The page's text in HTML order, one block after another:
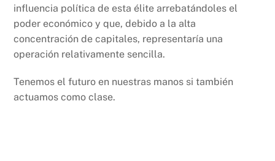
influencia política de esta élite arrebatándoles el
poder económico y que, debido a la alta
concentración de capitales, representaría una
operación relativamente sencilla.
Tenemos el futuro en nuestras manos si también
actuamos como clase.